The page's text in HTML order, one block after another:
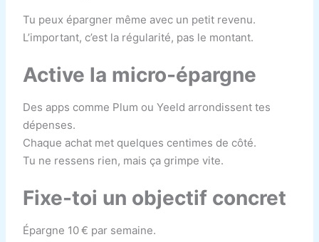
Tu peux épargner même avec un petit revenu.
L’important, c’est la régularité, pas le montant.
Active la micro-épargne
Des apps comme Plum ou Yeeld arrondissent tes
dépenses.
Chaque achat met quelques centimes de côté.
Tu ne ressens rien, mais ça grimpe vite.
Fixe-toi un objectif concret
Épargne 10 € par semaine.